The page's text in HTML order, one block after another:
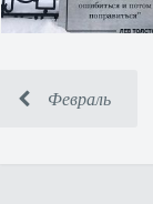
Февраль